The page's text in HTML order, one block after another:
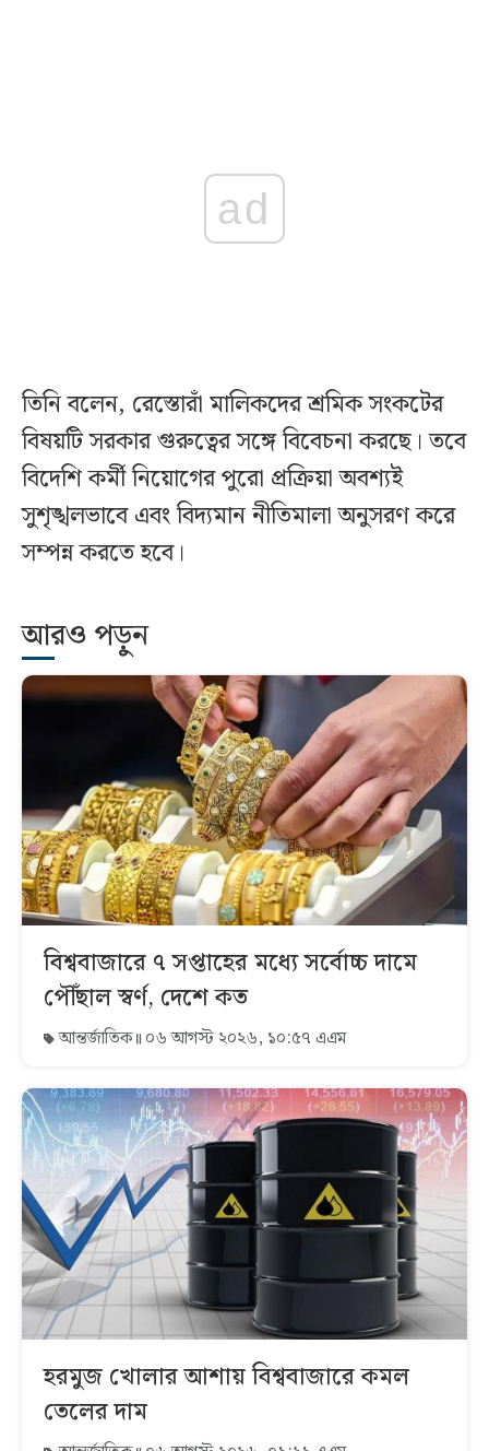
ad
তিনি বলেন, রেস্তোরাঁ মালিকদের শ্রমিক সংকটের
বিষয়টি সরকার গুরুত্বের সঙ্গে বিবেচনা করছে। তবে
বিদেশি কর্মী নিয়োগের পুরো প্রক্রিয়া অবশ্যই
সুশৃঙ্খলভাবে এবং বিদ্যমান নীতিমালা অনুসরণ করে
সম্পন্ন করতে হবে।
আরও পড়ুন
বিশ্ববাজারে ৭ সপ্তাহের মধ্যে সর্বোচ্চ দামে
পৌঁছাল স্বর্ণ, দেশে কত
আন্তর্জাতিক ০৬ আগস্ট ২০২৬, ১০:৫৭ এএম
হরমুজ খোলার আশায় বিশ্ববাজারে কমল
তেলের দাম